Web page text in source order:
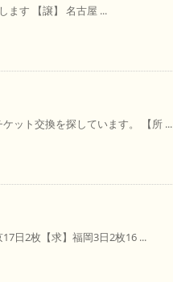
ます 【譲】 名古屋 ...
ット交換を探しています。 【所 ...
日2枚【求】福岡3日2枚16 ...